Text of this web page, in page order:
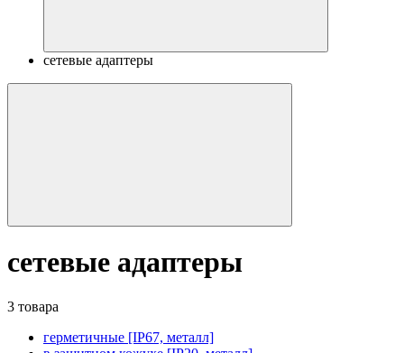
сетевые адаптеры
сетевые адаптеры
3 товара
герметичные [IP67, металл]